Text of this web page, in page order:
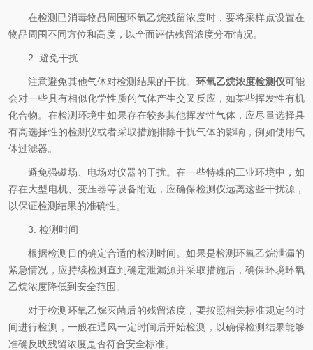
在检测已消毒物品周围环氧乙烷残留浓度时，要将采样点设置在
物品周围不同方位和高度，以全面评估残留浓度分布情况。
2. 避免干扰
注意避免其他气体对检测结果的干扰。 环氧乙烷浓度检测仪可能
会对一些具有相似化学性质的气体产生交叉反应，如某些挥发性有机
化合物。在检测环境中如果存在较多其他挥发性气体，应尽量选择具
有高选择性的检测仪或者采取措施排除干扰气体的影响，例如使用气
体过滤器。
避免强磁场、电场对仪器的干扰。在一些特殊的工业环境中，如
存在大型电机、变压器等设备附近，应确保检测仪远离这些干扰源，
以保证检测结果的准确性。
3. 检测时间
根据检测目的确定合适的检测时间。如果是检测环氧乙烷泄漏的
紧急情况，应持续检测直到确定泄漏源并采取措施后，确保环境环氧
乙烷浓度降低到安全范围。
对于检测环氧乙烷灭菌后的残留浓度，要按照相关标准规定的时
间进行检测，一般在通风一定时间后开始检测，以确保检测结果能够
准确反映残留浓度是否符合安全标准。